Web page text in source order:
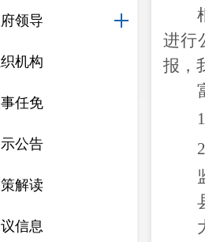
领导
机构
任免
公告
解读
信息
进行
报，